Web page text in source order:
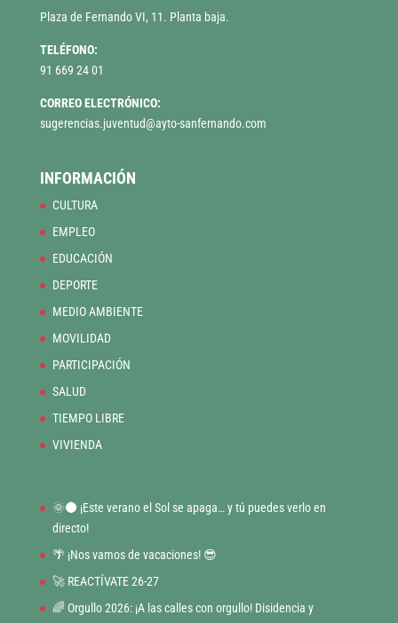
Plaza de Fernando VI, 11. Planta baja.
TELÉFONO:
91 669 24 01
CORREO ELECTRÓNICO:
sugerencias.juventud@ayto-sanfernando.com
INFORMACIÓN
CULTURA
EMPLEO
EDUCACIÓN
DEPORTE
MEDIO AMBIENTE
MOVILIDAD
PARTICIPACIÓN
SALUD
TIEMPO LIBRE
VIVIENDA
🌞🌑 ¡Este verano el Sol se apaga… y tú puedes verlo en
directo!
🌴 ¡Nos vamos de vacaciones! 😎
🚀 REACTÍVATE 26-27
🌈 Orgullo 2026: ¡A las calles con orgullo! Disidencia y